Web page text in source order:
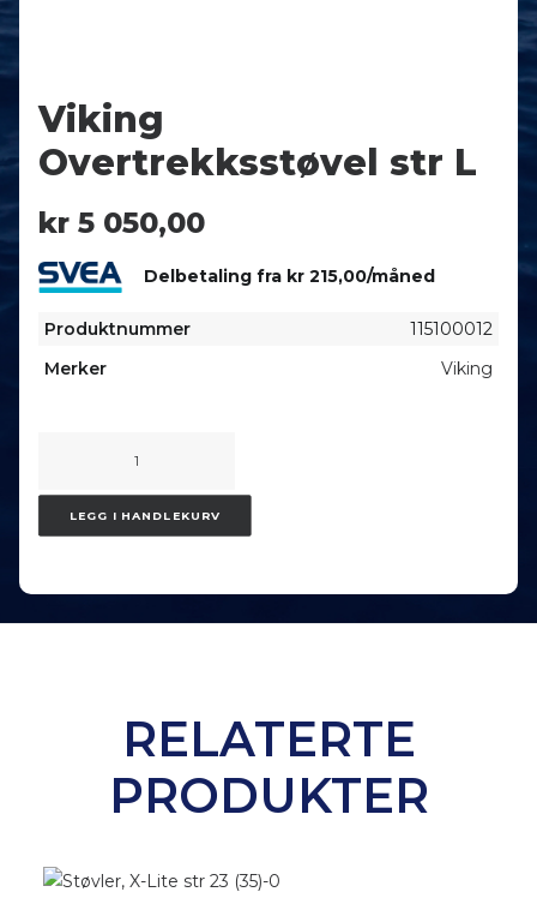
Viking
Overtrekksstøvel str L
kr 5 050,00
Delbetaling fra kr 215,00/måned
Produktnummer
115100012
Merker
Viking
str
L
LEGG I HANDLEKURV
RELATERTE
PRODUKTER